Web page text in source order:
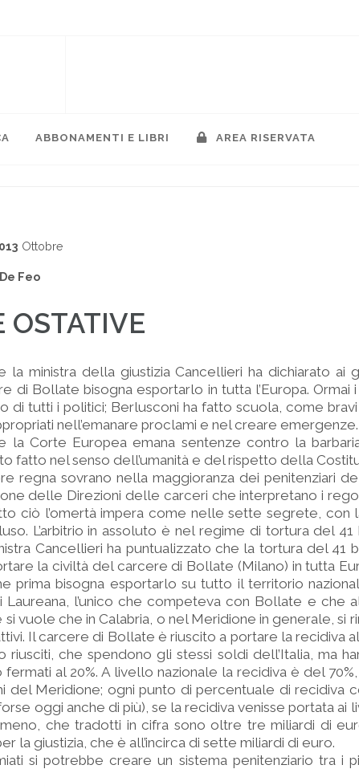
ABBONAMENTI E LIBRI AREA RISERVATA
Ottobre
Feo
OSTATIVE
la ministra della giustizia Cancellieri ha dichiarato ai
di Bollate bisogna esportarlo in tutta l’Europa. Ormai
di tutti i politici; Berlusconi ha fatto scuola, come
nell’emanare proclami e nel creare emergenze.
la Corte Europea emana sentenze contro la
fatto nel senso dell’umanità e del rispetto della
regna sovrano nella maggioranza dei penitenziari
delle Direzioni delle carceri che interpretano i
ciò l’omertà impera come nelle sette segrete, con
L’arbitrio in assoluto è nel regime di tortura del 41
Cancellieri ha puntualizzato che la tortura del 41
la civiltà del carcere di Bollate (Milano) in tutta
prima bisogna esportarlo su tutto il territorio
Laureana, l’unico che competeva con Bollate e che
si vuole che in Calabria, o nel Meridione in generale, si
Il carcere di Bollate è riuscito a portare la recidiva
riusciti, che spendono gli stessi soldi dell’Italia, ma
al 20%. A livello nazionale la recidiva è del
del Meridione; ogni punto di percentuale di recidiva
oggi anche di più), se la recidiva venisse portata ai
che tradotti in cifra sono oltre tre miliardi di
la giustizia, che è all’incirca di sette miliardi di euro.
si potrebbe creare un sistema penitenziario tra i